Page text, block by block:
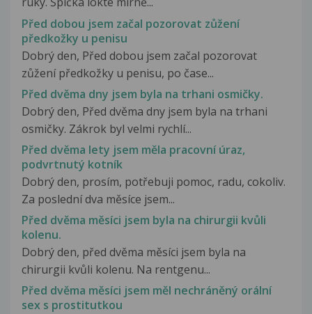
Před dobou jsem začal pozorovat zůžení
předkožky u penisu
Dobrý den, Před dobou jsem začal pozorovat
zůžení předkožky u penisu, po čase...
Před dvěma dny jsem byla na trhani osmičky.
Dobrý den, Před dvěma dny jsem byla na trhani
osmičky. Zákrok byl velmi rychlí...
Před dvěma lety jsem měla pracovní úraz,
podvrtnutý kotník
Dobrý den, prosím, potřebuji pomoc, radu, cokoliv.
Za poslední dva měsíce jsem...
Před dvěma měsíci jsem byla na chirurgii kvůli
kolenu.
Dobrý den, před dvěma měsíci jsem byla na
chirurgii kvůli kolenu. Na rentgenu...
Před dvěma měsíci jsem měl nechráněný orální
sex s prostitutkou